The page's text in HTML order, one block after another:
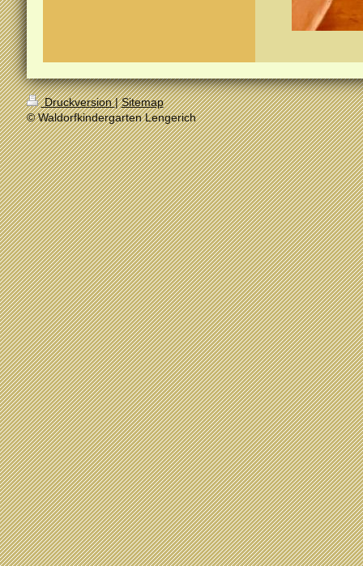
Druckversion| Sitemap
© Waldorfkindergarten Lengerich